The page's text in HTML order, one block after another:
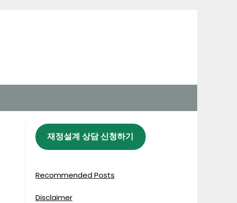
재정설계 상담 신청하기
Recommended Posts
Disclaimer